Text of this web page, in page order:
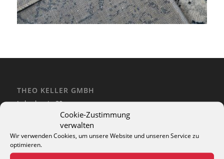
Cookie-Zustimmung
verwalten
Wir verwenden Cookies, um unsere Website und unseren Service zu
optimieren.
THEO KELLER GMBH
Lohackerstr. 30
44867 Bochum
phone: + 49 (2327) 3083 - 20
e-mail:info@theko-collection.com